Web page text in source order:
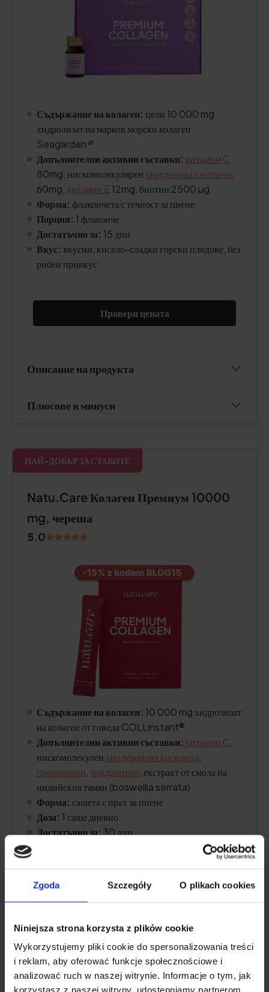
Zgoda Szczegóły O plikach cookies
Niniejsza strona korzysta z plików cookie
Wykorzystujemy pliki cookie do spersonalizowania treści
i reklam, aby oferować funkcje społecznościowe i
analizować ruch w naszej witrynie. Informacje o tym, jak
korzystasz z naszej witryny, udostępniamy partnerom
Съдържание на колаген: цели 10 000 mg
хидролизат на марков морски колаген
Seagarden®
Допълнителни активни съставки: витамин C
80mg, нискомолекулярен хиауронова киселина
60mg, витамин E12mg, биотин 2500 µg.
Форма: флакончета с течност за пиене
Порция: 1 флаконче
Достатъчно за: 15 дни
Вкус: вкусни, кисело-сладки горски плодове, без
рибен привкус
Провери цената
Описание на продукта
Плюсове и минуси
НАЙ-ДОБЪР ЗА СТАВИТЕ
Natu.Care Колаген Премиум 10000
mg, череша
5.0
Съдържание на колаген: 10 000 mg хидролизат
на колаген от говеда COLLinstant®
Допълнителни активни съставки: витамин C
нискомолекулен хиалуронова киселина
глюкозамин хондроитин , екстракт от смола на
индийския тамян (boswellia serrata)
Форма: сашета с прах за пиене
Доза: 1 саше дневно
Достатъчно за:30 дни
Провери цената
Описание на продукта
Плюсове и минуси